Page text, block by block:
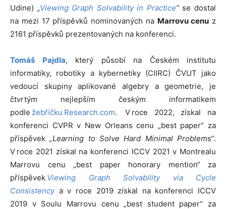
Udine) „Viewing Graph Solvability in Practice“se dostal
na mezi 17 příspěvků nominovaných na Marrovu cenu z
2161 příspěvků prezentovaných na konferenci.
Tomáš Pajdla, který působí na Českém institutu
informatiky, robotiky a kybernetiky (CIIRC) ČVUT jako
vedoucí skupiny aplikované algebry a geometrie, je
čtvrtým nejlepším českým informatikem
podle žebříčku Research.com. V roce 2022, získal na
konferenci CVPR v New Orleans cenu „best paper“ za
příspěvek „Learning to Solve Hard Minimal Problems“.
V roce 2021 získal na konferenci ICCV 2021 v Montrealu
Marrovu cenu „best paper honorary mention“ za
příspěvek Viewing Graph Solvability via Cycle
Consistencya v roce 2019 získal na konferenci ICCV
2019 v Soulu Marrovu cenu „best student paper“ za